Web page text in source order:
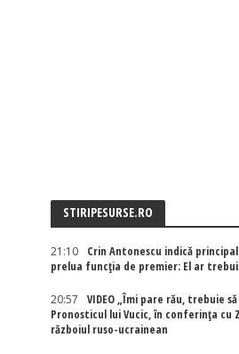
STIRIPESURSE.RO
21:10
Crin Antonescu indică
prelua funcția de premier: El ar trebui
20:57
VIDEO „Îmi pare rău, trebuie
Pronosticul lui Vucic, în conferința cu
războiul ruso-ucrainean